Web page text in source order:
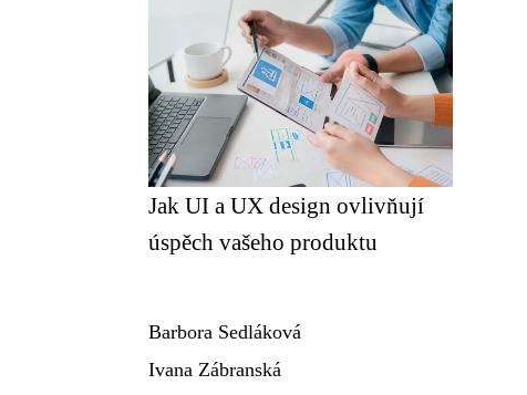
Jak UI a UX design ovlivňují
úspěch vašeho produktu
Barbora Sedláková
Ivana Zábranská